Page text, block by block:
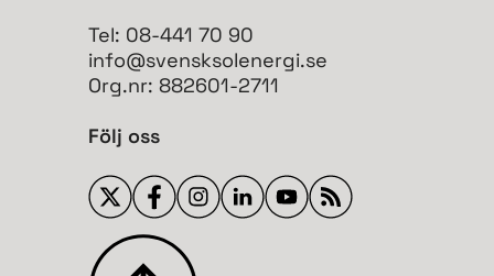
Tel: 08-441 70 90
info@svensksolenergi.se
Org.nr: 882601-2711
Följ oss